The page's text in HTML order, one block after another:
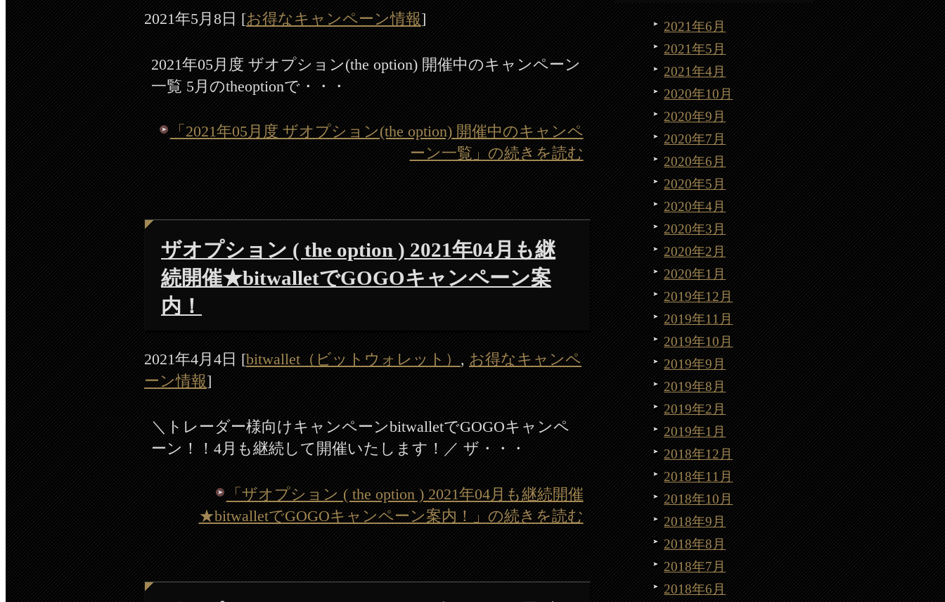
2021年5月8日[お得なキャンペーン情報]
2021年05月度 ザオプション(the option) 開催中のキャンペーン
一覧 5月のtheoptionで・・・
「2021年05月度 ザオプション(the option) 開催中のキャンペ
ーン一覧」の続きを読む
ザオプション ( the option ) 2021年04月も継
続開催★bitwalletでGOGOキャンペーン案
内！
2021年4月4日[bitwallet（ビットウォレット）,お得なキャンペ
ーン情報]
＼トレーダー様向けキャンペーンbitwalletでGOGOキャンペ
ーン！！4月も継続して開催いたします！／ ザ・・・
「ザオプション ( the option ) 2021年04月も継続開催
★bitwalletでGOGOキャンペーン案内！」の続きを読む
2021年6月
2021年5月
2021年4月
2020年10月
2020年9月
2020年7月
2020年6月
2020年5月
2020年4月
2020年3月
2020年2月
2020年1月
2019年12月
2019年11月
2019年10月
2019年9月
2019年8月
2019年2月
2019年1月
2018年12月
2018年11月
2018年10月
2018年9月
2018年8月
2018年7月
2018年6月